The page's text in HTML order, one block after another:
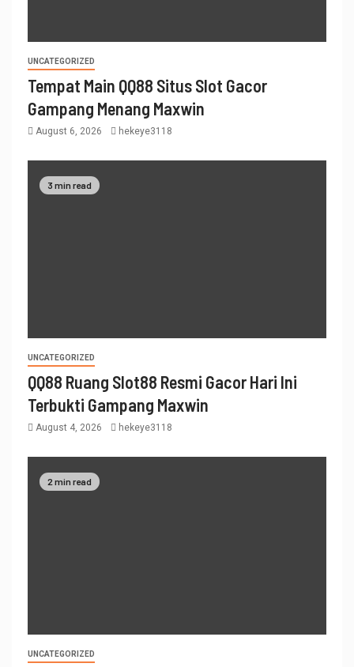
UNCATEGORIZED
Tempat Main QQ88 Situs Slot Gacor
Gampang Menang Maxwin
August 6, 2026 hekeye3118
3 min read
UNCATEGORIZED
QQ88 Ruang Slot88 Resmi Gacor Hari Ini
Terbukti Gampang Maxwin
August 4, 2026 hekeye3118
2 min read
UNCATEGORIZED